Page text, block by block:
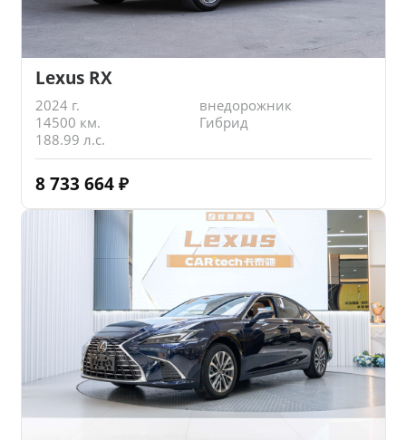
Lexus RX
2024 г.
внедорожник
14500 км.
Гибрид
188.99 л.с.
8 733 664 ₽